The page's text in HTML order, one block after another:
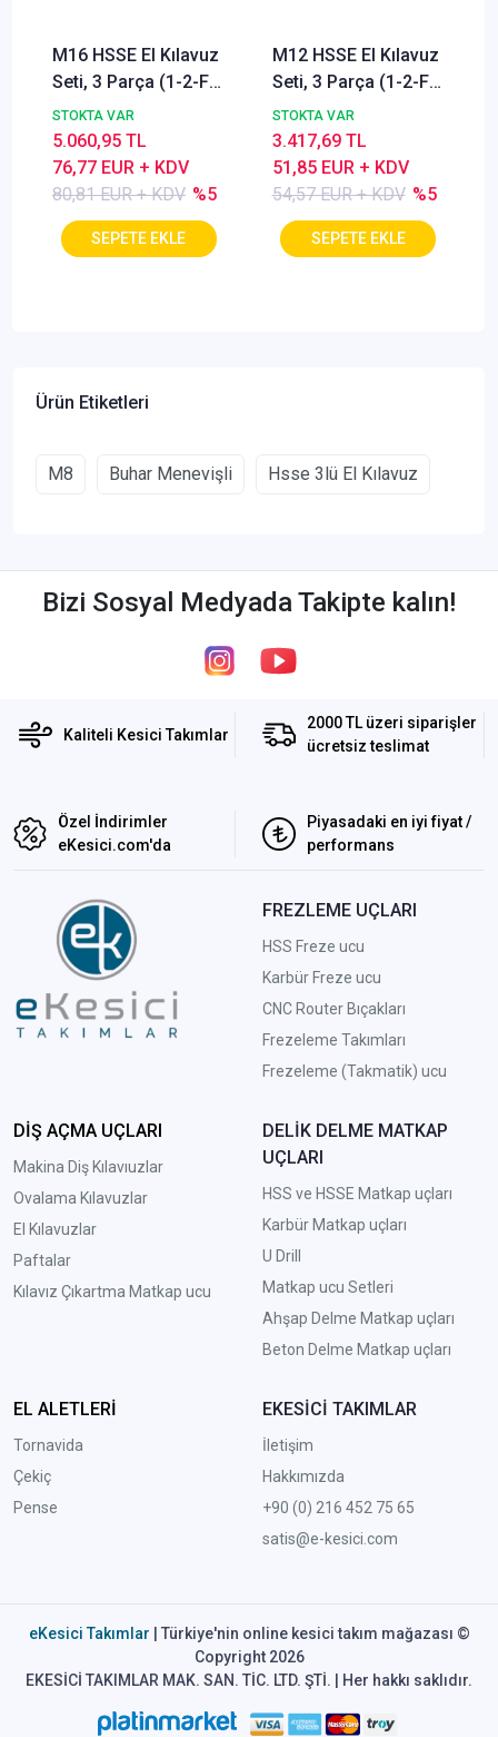
M16 HSSE El Kılavuz
Seti, 3 Parça (1-2-F),
, 6HX, Düz Kanallı,
DIN 352, Paslanmaz
Çelik (Inox) İçin
STOKTA VAR
80,81 EUR + KDV %5
76,77 EUR + KDV
5.060,95 TL
M12 HSSE El Kılavuz
Seti, 3 Parça (1-2-F),
, 6HX, Düz Kanallı,
DIN 352, Paslanmaz
Çelik (Inox) İçin
STOKTA VAR
54,57 EUR + KDV %5
51,85 EUR + KDV
3.417,69 TL
Ürün Etiketleri
M8 Buhar Menevişli Hsse 3lü El Kılavuz
Bizi Sosyal Medyada Takipte kalın!
Kaliteli Kesici Takımlar
2000 TL üzeri siparişler
ücretsiz teslimat
Özel İndirimler
eKesici.com'da
Piyasadaki en iyi fiyat /
performans
FREZLEME UÇLARI
HSS Freze ucu
Karbür Freze ucu
CNC Router Bıçakları
Frezeleme Takımları
Frezeleme (Takmatik) ucu
DİŞ AÇMA UÇLARI
Makina Diş Kılavıuzlar
Ovalama Kılavuzlar
El Kılavuzlar
Paftalar
Kılavız Çıkartma Matkap ucu
DELİK DELME MATKAP
UÇLARI
HSS ve HSSE Matkap uçları
Karbür Matkap uçları
U Drill
Matkap ucu Setleri
Ahşap Delme Matkap uçları
Beton Delme Matkap uçları
EL ALETLERİ
Tornavida
Çekiç
Pense
EKESİCİ TAKIMLAR
İletişim
Hakkımızda
+90 (0) 216 452 75 65
satis@e-kesici.com
eKesici Takımlar | Türkiye'nin online kesici takım mağazası ©
Copyright 2026
EKESİCİ TAKIMLAR MAK. SAN. TİC. LTD. ŞTİ. | Her hakkı saklıdır.